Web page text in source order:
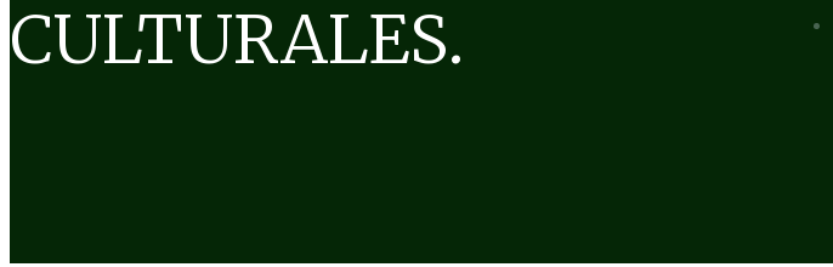
CULTURALES.